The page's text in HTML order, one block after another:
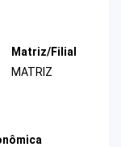
Matriz/Filial
MATRIZ